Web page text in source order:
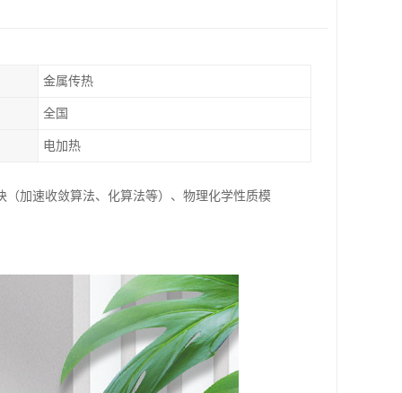
金属传热
全国
电加热
加速收敛算法、化算法等）、物理化学性质模